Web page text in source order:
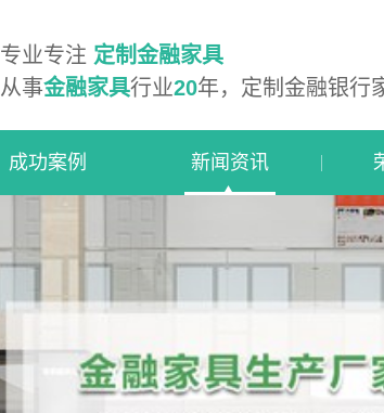
专业专注 定制金融家具
从事金融家具行业20年，定制金融银行
成功案例 新闻资讯